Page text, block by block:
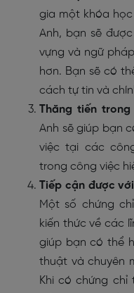
gia một khóa
Anh, bạn sẽ
vựng và ngữ
hơn. Bạn sẽ có
cách tự tin và
Thăng tiến trong
Anh sẽ giúp bạn
việc tại các
trong công việc
Tiếp cận được
Một số chứng
kiến thức về các
giúp bạn có thể
thuật và chuyên
Khi có chứng